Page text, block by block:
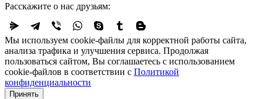
Расскажите о нас друзьям:
Мы используем cookie-файлы для корректной работы сайта,
анализа трафика и улучшения сервиса. Продолжая
пользоваться сайтом, Вы соглашаетесь с использованием
cookie-файлов в соответствии с Политикой
конфиденциальности
Принять